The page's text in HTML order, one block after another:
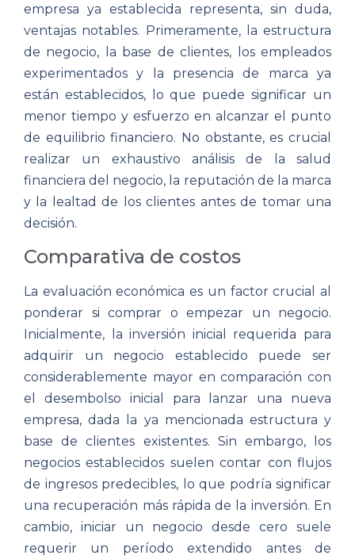
empresa ya establecida representa, sin duda,
ventajas notables. Primeramente, la estructura
de negocio, la base de clientes, los empleados
experimentados y la presencia de marca ya
están establecidos, lo que puede significar un
menor tiempo y esfuerzo en alcanzar el punto
de equilibrio financiero. No obstante, es crucial
realizar un exhaustivo análisis de la salud
financiera del negocio, la reputación de la marca
y la lealtad de los clientes antes de tomar una
decisión.
Comparativa de costos
La evaluación económica es un factor crucial al
ponderar si comprar o empezar un negocio.
Inicialmente, la inversión inicial requerida para
adquirir un negocio establecido puede ser
considerablemente mayor en comparación con
el desembolso inicial para lanzar una nueva
empresa, dada la ya mencionada estructura y
base de clientes existentes. Sin embargo, los
negocios establecidos suelen contar con flujos
de ingresos predecibles, lo que podría significar
una recuperación más rápida de la inversión. En
cambio, iniciar un negocio desde cero suele
requerir un período extendido antes de